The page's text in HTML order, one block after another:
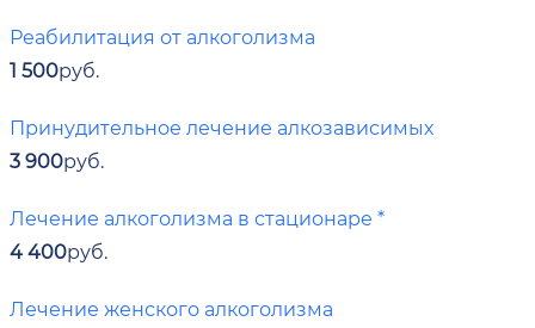
Реабилитация от алкоголизма
1 500руб.
Принудительное лечение алкозависимых
3 900руб.
Лечение алкоголизма в стационаре *
4 400руб.
Лечение женского алкоголизма